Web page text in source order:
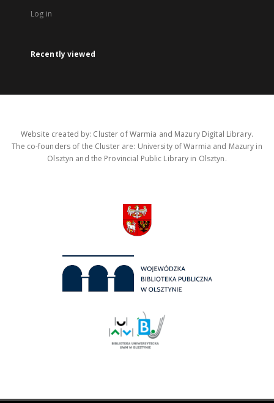
Log in
Recently viewed
Website created by: Cluster of Warmia and Mazury Digital Library.
The co-founders of the Cluster are: University of Warmia and Mazury in
Olsztyn and the Provincial Public Library in Olsztyn.